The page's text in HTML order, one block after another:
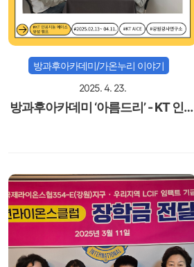
방과후아카데미/가온누리 이야기
2025. 4. 23.
방과후아카데미 ‘아름드리’ - KT 인공